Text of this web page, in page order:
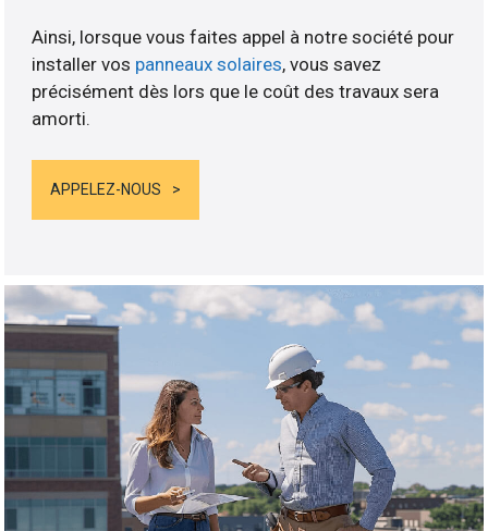
Ainsi, lorsque vous faites appel à notre société pour
installer vos panneaux solaires, vous savez
précisément dès lors que le coût des travaux sera
amorti.
APPELEZ-NOUS